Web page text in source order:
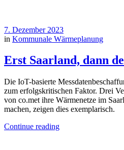
7. Dezember 2023
in Kommunale Wärmeplanung
Erst Saarland, dann
Die IoT-basierte
zum erfolgskritischen Faktor. Drei
von co.met ihre Wärmenetze im
machen, zeigen dies exemplarisch.
Continue reading